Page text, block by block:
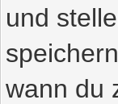
und
wann du